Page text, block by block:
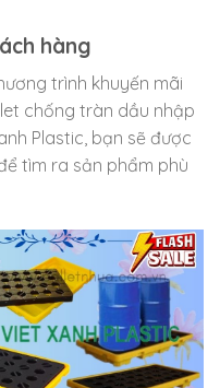
hàng
trình khuyến mãi
chống tràn dầu nhập
Plastic, bạn sẽ được
tìm ra sản phẩm phù